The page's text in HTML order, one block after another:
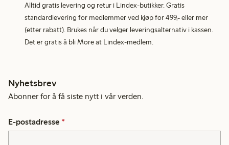
Alltid gratis levering og retur i Lindex-butikker. Gratis
standardlevering for medlemmer ved kjøp for 499,- eller mer
(etter rabatt). Brukes når du velger leveringsalternativ i kassen.
Det er gratis å bli More at Lindex-medlem.
Nyhetsbrev
Abonner for å få siste nytt i vår verden.
E-postadresse *